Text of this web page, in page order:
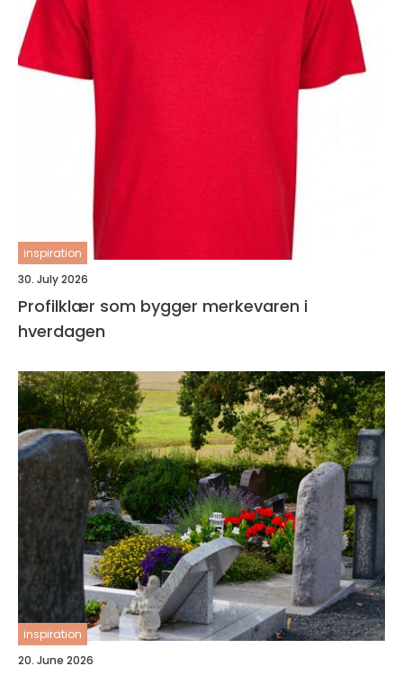
inspiration
30. July 2026
Profilklær som bygger merkevaren i
hverdagen
inspiration
20. June 2026